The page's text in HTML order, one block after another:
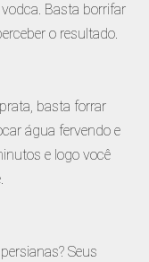
Basta borrifar
o resultado.
basta forrar
água fervendo e
e logo você
Seus